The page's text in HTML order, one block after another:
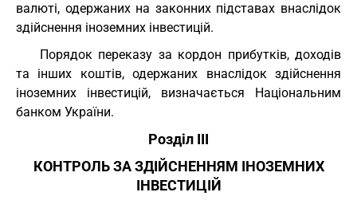
валюті, одержаних на законних підставах внаслідок
здійснення іноземних інвестицій.
Порядок переказу за кордон прибутків, доходів
та інших коштів, одержаних внаслідок здійснення
іноземних інвестицій, визначається Національним
банком України.
Розділ III
КОНТРОЛЬ ЗА ЗДІЙСНЕННЯМ ІНОЗЕМНИХ
ІНВЕСТИЦІЙ